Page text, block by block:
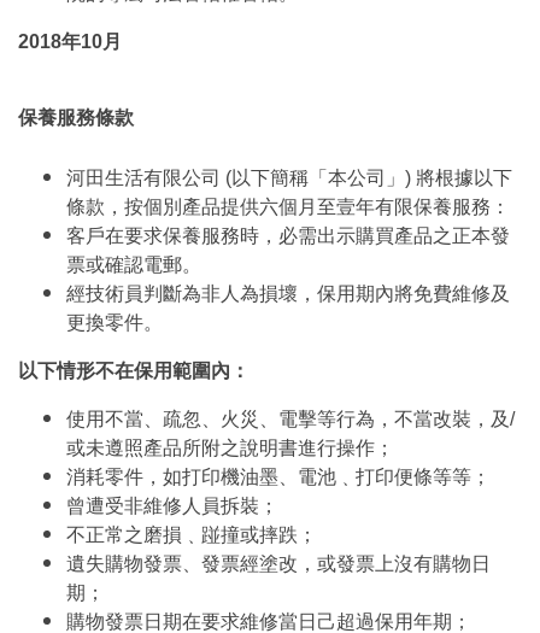
2018年10月
保養服務條款
河田生活有限公司 (以下簡稱「本公司」) 將根據以下
條款，按個別產品提供六個月至壹年有限保養服務：
客戶在要求保養服務時，必需出示購買產品之正本發
票或確認電郵。
經技術員判斷為非人為損壞，保用期內將免費維修及
更換零件。
以下情形不在保用範圍內：
使用不當、疏忽、火災、電擊等行為，不當改裝，及/
或未遵照產品所附之說明書進行操作；
消耗零件，如打印機油墨、電池﹑打印便條等等；
曾遭受非維修人員拆裝；
不正常之磨損﹑踫撞或摔跌；
遺失購物發票、發票經塗改，或發票上沒有購物日
期；
購物發票日期在要求維修當日己超過保用年期；